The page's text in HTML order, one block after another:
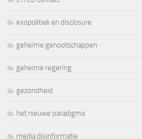
exopolitiek en disclosure
geheime genootschappen
geheime regering
gezondheid
het nieuwe paradigma
media disinformatie